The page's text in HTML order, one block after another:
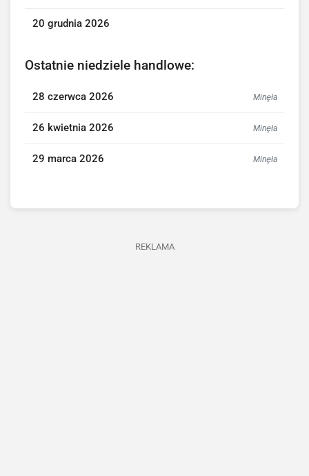
20 grudnia 2026
Ostatnie niedziele handlowe:
28 czerwca 2026 Minęła
26 kwietnia 2026 Minęła
29 marca 2026 Minęła
REKLAMA